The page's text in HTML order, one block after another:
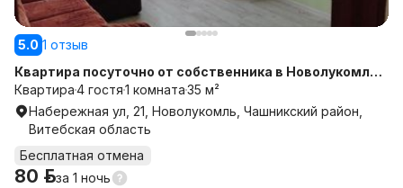
5.0 1 отзыв
Квартира посуточно от собственника в Новолукомле.
Бесконтактное заселение. С новым ремонтом.
Квартира4 гостя1 комната35 м²
Набережная ул, 21, Новолукомль, Чашникский район,
Витебская область
Бесплатная отмена
80 р.за 1 ночь